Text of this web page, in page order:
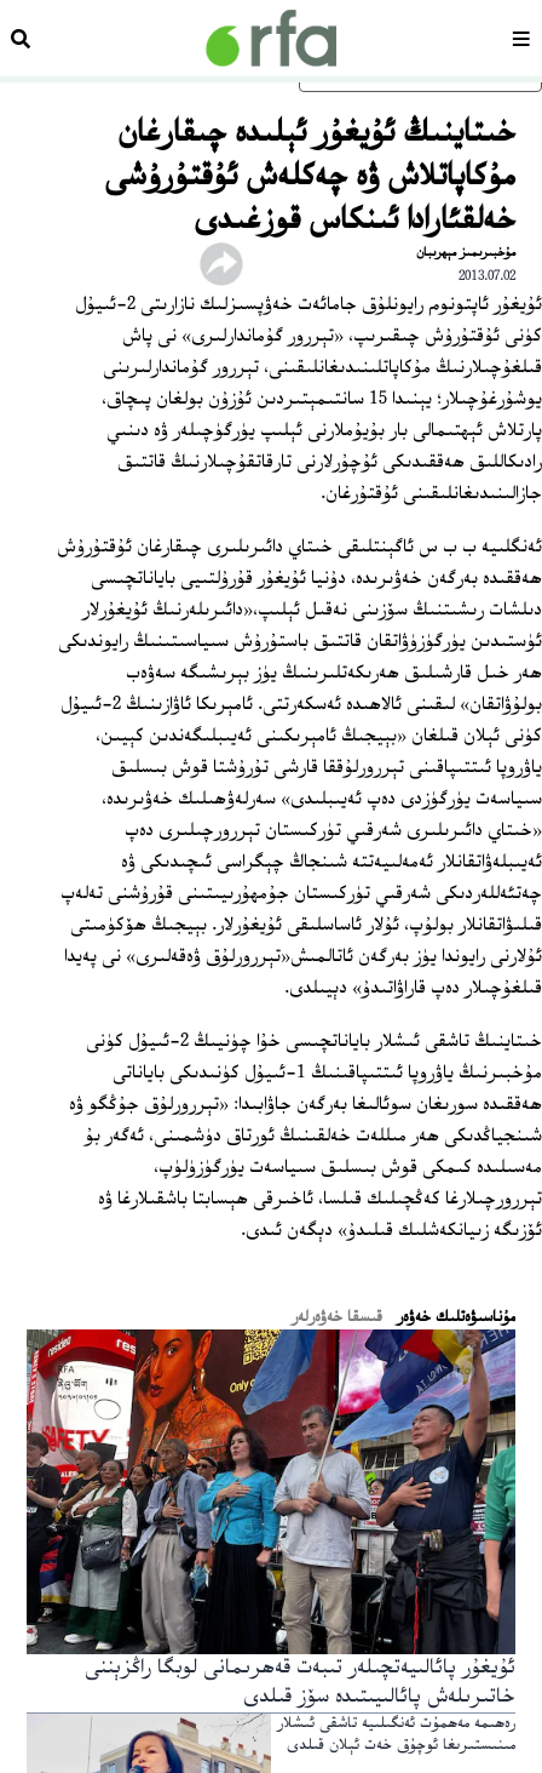
ئاساسلىق مەزمۇنغا ئاتلاڭسەھىپە
خىتاينىڭ ئۇيغۇر ئېلىدە چىقارغان
مۇكاپاتلاش ۋە چەكلەش ئۇقتۇرۇشى
خەلقئارادا ئىنكاس قوزغىدى
مۇخبىرىمىز مېھرىبان
2013.07.02
ئۇيغۇر ئاپتونوم رايونلۇق جامائەت خەۋپسىزلىك نازارىتى 2-ئىيۇل
كۈنى ئۇقتۇرۇش چىقىرىپ، «تېررور گۇماندارلىرى» نى پاش
قىلغۇچىلارنىڭ مۇكاپاتلىنىدىغانلىقىنى، تېررور گۇماندارلىرىنى
يوشۇرغۇچىلار؛ يېنىدا 15 سانتىمېتىردىن ئۇزۇن بولغان پىچاق،
پارتلاش ئېھتىمالى بار بۇيۇملارنى ئېلىپ يۈرگۈچىلەر ۋە دىنىي
رادىكاللىق ھەققىدىكى ئۇچۇرلارنى تارقاتقۇچىلارنىڭ قاتتىق
جازالىنىدىغانلىقىنى ئۇقتۇرغان.
ئەنگلىيە ب ب س ئاگېنتلىقى خىتاي دائىرىلىرى چىقارغان ئۇقتۇرۇش
ھەققىدە بەرگەن خەۋىرىدە، دۇنيا ئۇيغۇر قۇرۇلتىيى باياناتچىسى
دىلشات رىشىتنىڭ سۆزىنى نەقىل ئېلىپ،«دائىرىلەرنىڭ ئۇيغۇرلار
ئۈستىدىن يۈرگۈزۈۋاتقان قاتتىق باستۇرۇش سىياسىتىنىڭ رايوندىكى
ھەر خىل قارشىلىق ھەرىكەتلىرىنىڭ يۈز بېرىشىگە سەۋەب
بولۇۋاتقان» لىقىنى ئالاھىدە ئەسكەرتتى. ئامېرىكا ئاۋازىنىڭ 2-ئىيۇل
كۈنى ئېلان قىلغان «بېيجىڭ ئامېرىكىنى ئەيىبلىگەندىن كېيىن،
ياۋروپا ئىتتىپاقىنى تېررورلۇققا قارشى تۇرۇشتا قوش بىسلىق
سىياسەت يۈرگۈزدى دەپ ئەيىبلىدى» سەرلەۋھىلىك خەۋىرىدە،
«خىتاي دائىرىلىرى شەرقىي تۈركىستان تېررورچىلىرى دەپ
ئەيىبلەۋاتقانلار ئەمەلىيەتتە شىنجاڭ چېگراسى ئىچىدىكى ۋە
چەتئەللەردىكى شەرقىي تۈركىستان جۇمھۇرىيىتىنى قۇرۇشنى تەلەپ
قىلىۋاتقانلار بولۇپ، ئۇلار ئاساسلىقى ئۇيغۇرلار. بېيجىڭ ھۆكۈمىتى
ئۇلارنى رايوندا يۈز بەرگەن ئاتالمىش«تېررورلۇق ۋەقەلىرى» نى پەيدا
قىلغۇچىلار دەپ قاراۋاتىدۇ» دېيىلدى.
خىتاينىڭ تاشقى ئىشلار باياناتچىسى خۇا چۈنيىڭ 2-ئىيۇل كۈنى
مۇخبىرنىڭ ياۋروپا ئىتتىپاقىنىڭ 1-ئىيۇل كۈنىدىكى باياناتى
ھەققىدە سورىغان سوئالىغا بەرگەن جاۋابىدا: «تېررورلۇق جۇڭگو ۋە
شىنجياڭدىكى ھەر مىللەت خەلقىنىڭ ئورتاق دۈشمىنى، ئەگەر بۇ
مەسىلىدە كىمكى قوش بىسلىق سىياسەت يۈرگۈزۈلۈپ،
تېررورچىلارغا كەڭچىلىك قىلسا، ئاخىرقى ھېسابتا باشقىلارغا ۋە
ئۆزىگە زىيانكەشلىك قىلىدۇ» دېگەن ئىدى.
ﻣﯘﻧﺎﺳﯩﯟﻩﺗﻠﯩﻚ ﺧﻪﯞﻩﺭ قىسقا خەۋەرلەر
ئۇيغۇر پائالىيەتچىلەر تىبەت قەھرىمانى لوبگا راڭزېننى
خاتىرىلەش پائالىيىتىدە سۆز قىلدى
رەھىمە مەھمۇت ئەنگىلىيە تاشقى ئىشلار
مىنىستىرىغا ئوچۇق خەت ئېلان قىلدى